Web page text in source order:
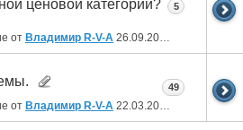
ценовой категории?
от Владимир R-V-A 26.09.2019
5
от Владимир R-V-A 22.03.2019
49